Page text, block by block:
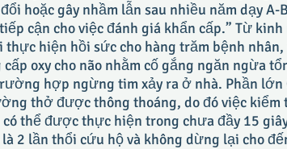
hoặc gây nhầm lẫn sau nhiều năm dạy A-
cận cho việc đánh giá khẩn cấp.” Từ
thực hiện hồi sức cho hàng trăm bệnh
oxy cho não nhằm cố gắng ngăn ngừa
hợp ngừng tim xảy ra ở nhà. Phần
thở được thông thoáng, do đó việc
thể được thực hiện trong chưa đầy 15
2 lần thổi cứu hộ và không dừng lại cho